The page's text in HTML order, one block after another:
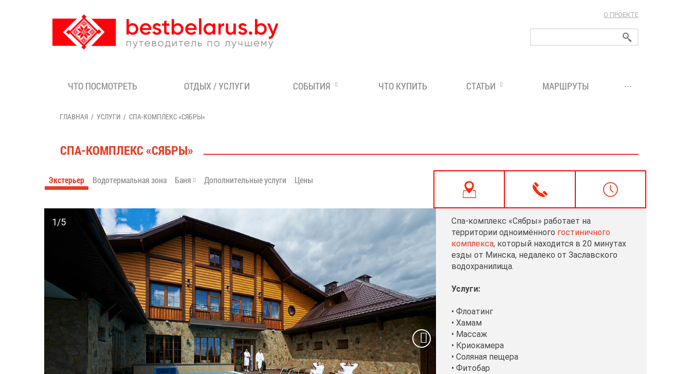
О ПРОЕКТЕ
ЧТО ПОСМОТРЕТЬ ОТДЫХ / УСЛУГИ СОБЫТИЯ ЧТО КУПИТЬ СТАТЬИ МАРШРУТЫ ...
ГЛАВНАЯ УСЛУГИ СПА-КОМПЛЕКС «СЯБРЫ»
СПА-КОМПЛЕКС «СЯБРЫ»
Экстерьер Водотермальная зона Баня Дополнительные услуги Цены
Спа-комплекс «Сябры» работает на
территории одноимённого гостиничного
комплекса, который находится в 20 минутах
езды от Минска, недалеко от Заславского
водохранилища.
Услуги:
• Флоатинг
• Хамам
• Массаж
• Криокамера
• Соляная пещера
• Фитобар
1/5